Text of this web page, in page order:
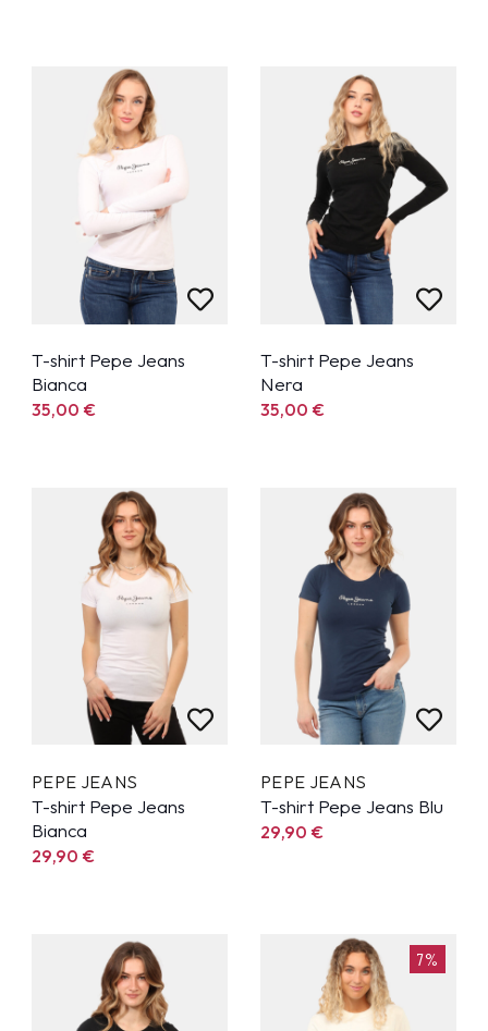
T-shirt Pepe Jeans
Bianca
35,00€
T-shirt Pepe Jeans
Nera
35,00€
PEPE JEANS
T-shirt Pepe Jeans
Bianca
29,90€
PEPE JEANS
T-shirt Pepe Jeans Blu
29,90€
7%